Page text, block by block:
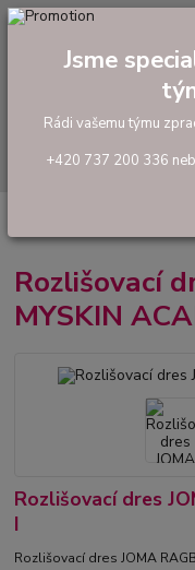
tel: +420 737 200 336
RAGBY MYSKIN ACADEMY I
Rozlišovací
MYSKIN
Rozlišovací dres
I
Rozlišovací dres JOMA
Jsme
Rádi vašemu týmu
+420 737 200 336